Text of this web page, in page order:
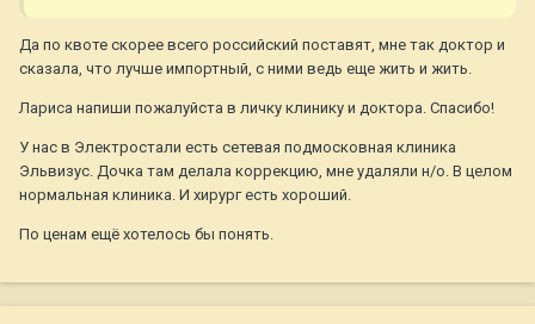
Да по квоте скорее всего российский поставят, мне так доктор и
сказала, что лучше импортный, с ними ведь еще жить и жить.
Лариса напиши пожалуйста в личку клинику и доктора. Спасибо!
У нас в Электростали есть сетевая подмосковная клиника
Эльвизус. Дочка там делала коррекцию, мне удаляли н/о. В целом
нормальная клиника. И хирург есть хороший.
По ценам ещё хотелось бы понять.